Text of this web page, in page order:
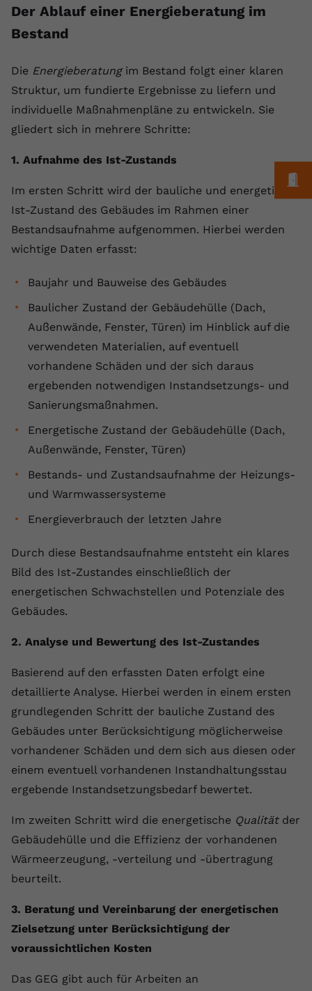
Der Ablauf einer Energieberatung im
Bestand
Die Energieberatungim Bestand folgt einer klaren
Struktur, um fundierte Ergebnisse zu liefern und
individuelle Maßnahmenpläne zu entwickeln. Sie
gliedert sich in mehrere Schritte:
1. Aufnahme des Ist-Zustands
Im ersten Schritt wird der bauliche und energetische
Ist-Zustand des Gebäudes im Rahmen einer
Bestandsaufnahme aufgenommen. Hierbei werden
wichtige Daten erfasst:
Baujahr und Bauweise des Gebäudes
Baulicher Zustand der Gebäudehülle (Dach,
Außenwände, Fenster, Türen) im Hinblick auf die
verwendeten Materialien, auf eventuell
vorhandene Schäden und der sich daraus
ergebenden notwendigen Instandsetzungs- und
Sanierungsmaßnahmen.
Energetische Zustand der Gebäudehülle (Dach,
Außenwände, Fenster, Türen)
Bestands- und Zustandsaufnahme der Heizungs-
und Warmwassersysteme
Energieverbrauch der letzten Jahre
Durch diese Bestandsaufnahme entsteht ein klares
Bild des Ist-Zustandes einschließlich der
energetischen Schwachstellen und Potenziale des
Gebäudes.
2. Analyse und Bewertung des Ist-Zustandes
Basierend auf den erfassten Daten erfolgt eine
detaillierte Analyse. Hierbei werden in einem ersten
grundlegenden Schritt der bauliche Zustand des
Gebäudes unter Berücksichtigung möglicherweise
vorhandener Schäden und dem sich aus diesen oder
einem eventuell vorhandenen Instandhaltungsstau
ergebende Instandsetzungsbedarf bewertet.
Im zweiten Schritt wird die energetische Qualitätder
Gebäudehülle und die Effizienz der vorhandenen
Wärmeerzeugung, -verteilung und -übertragung
beurteilt.
3. Beratung und Vereinbarung der energetischen
Zielsetzung unter Berücksichtigung der
voraussichtlichen Kosten
Das GEG gibt auch für Arbeiten an